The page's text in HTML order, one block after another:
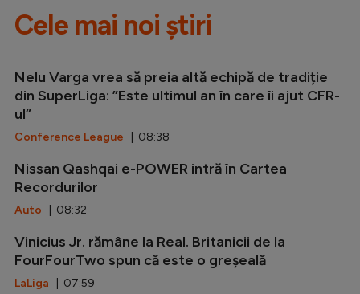
Cele mai noi știri
Nelu Varga vrea să preia altă echipă de tradiție
din SuperLiga: ”Este ultimul an în care îi ajut CFR-
ul”
Conference League | 08:38
Nissan Qashqai e-POWER intră în Cartea
Recordurilor
Auto | 08:32
Vinicius Jr. rămâne la Real. Britanicii de la
FourFourTwo spun că este o greșeală
LaLiga | 07:59